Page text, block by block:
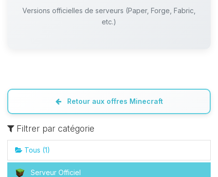
Versions officielles de serveurs (Paper, Forge, Fabric,
etc.)
Retour aux offres Minecraft
Filtrer par catégorie
Tous (1)
Serveur Officiel
Youpi, enfin quelqu’un pour me
parler ! Moi c’est Choupy, ton petit
assistant BoxToPlay. Dis-moi ce dont
10/08/2026 à 14:38